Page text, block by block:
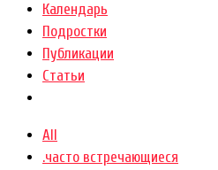
Календарь
Подростки
Публикации
Статьи
All
.часто встречающиеся